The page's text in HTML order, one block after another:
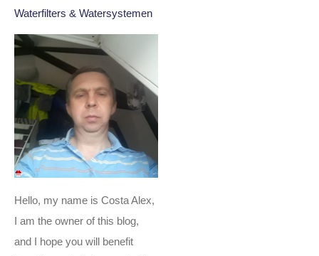
Waterfilters & Watersystemen
Hello, my name is Costa Alex,
I am the owner of this blog,
and I hope you will benefit